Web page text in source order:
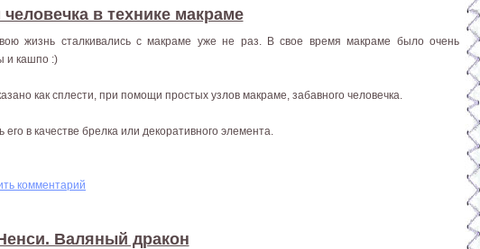
в технике макраме
жизнь сталкивались с макраме уже не раз. В свое время макраме было очень
и кашпо :)
как сплести, при помощи простых узлов макраме, забавного человечка.
в качестве брелка или декоративного элемента.
комментарий
Валяный дракон